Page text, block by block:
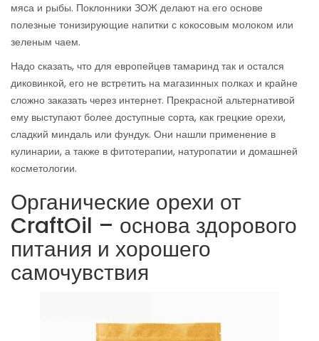
мяса и рыбы. Поклонники ЗОЖ делают на его основе
полезные тонизирующие напитки с кокосовым молоком или
зеленым чаем.
Надо сказать, что для европейцев тамаринд так и остался
диковинкой, его не встретить на магазинных полках и крайне
сложно заказать через интернет. Прекрасной альтернативой
ему выступают более доступные сорта, как грецкие орехи,
сладкий миндаль или фундук. Они нашли применение в
кулинарии, а также в фитотерапии, натуропатии и домашней
косметологии.
Органические орехи от
CraftOil – основа здорового
питания и хорошего
самочувствия